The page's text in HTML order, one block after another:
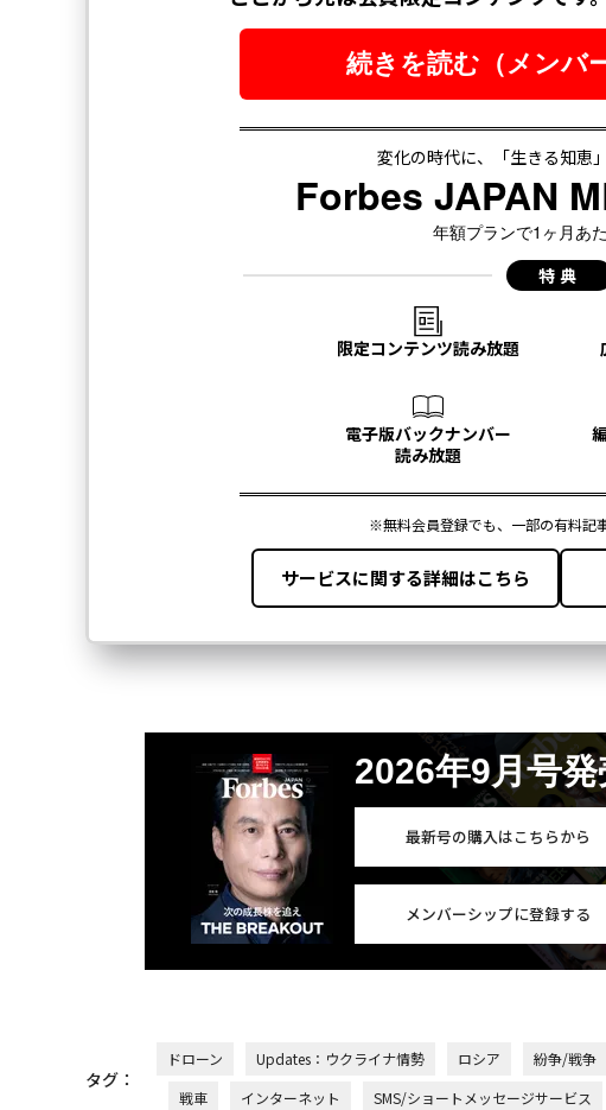
2026年9月号発
最新号の購入はこちらから
メンバーシップに登録する
タグ：
ドローン Updates：ウクライナ情勢 ロシア 紛争/戦争
戦車
インターネット SMS/ショートメッセージサービス